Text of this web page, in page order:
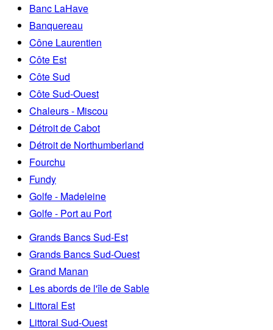
Banc LaHave
Banquereau
Cône Laurentien
Côte Est
Côte Sud
Côte Sud-Ouest
Chaleurs - Miscou
Détroit de Cabot
Détroit de Northumberland
Fourchu
Fundy
Golfe - Madeleine
Golfe - Port au Port
Grands Bancs Sud-Est
Grands Bancs Sud-Ouest
Grand Manan
Les abords de l'île de Sable
Littoral Est
Littoral Sud-Ouest